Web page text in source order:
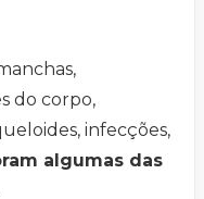
do corpo,
infecções,
algumas das